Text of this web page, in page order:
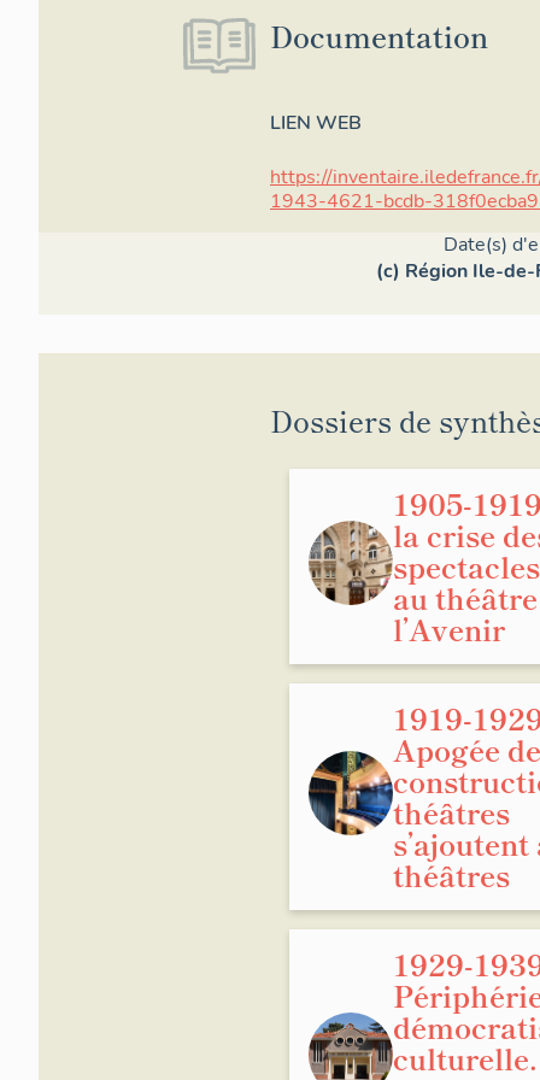
Documentation
LIEN WEB
https://
1943-4621-bcdb-
Date(s)
(c) Région Ile-
Dossiers de
1905-
la crise
spectacles
au
l’Avenir
1919-
Apogée
théâtres
théâtres
1929-